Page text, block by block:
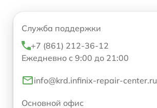
Служба поддержки
+7 (861) 212-36-12
Ежедневно с 9:00 до 21:00
info@krd.infinix-repair-center.ru
Основной офис